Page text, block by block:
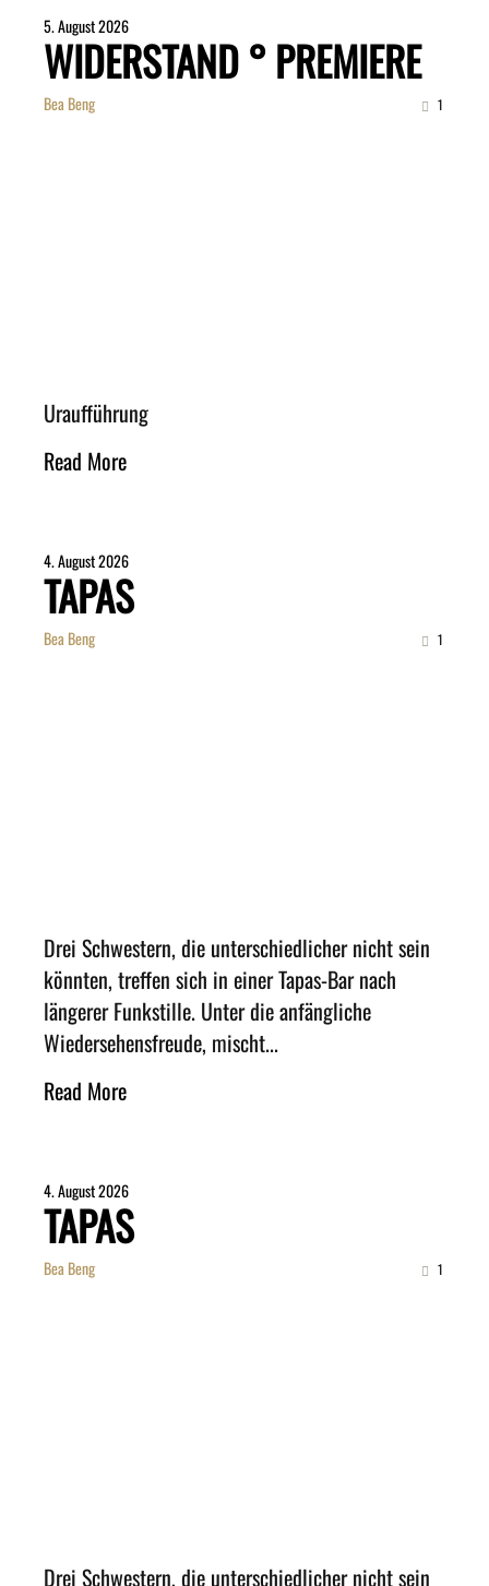
5. August 2026
WIDERSTAND ° PREMIERE
Bea Beng 1
Uraufführung
Read More
4. August 2026
TAPAS
Bea Beng 1
Drei Schwestern, die unterschiedlicher nicht sein
könnten, treffen sich in einer Tapas-Bar nach
längerer Funkstille. Unter die anfängliche
Wiedersehensfreude, mischt...
Read More
4. August 2026
TAPAS
Bea Beng 1
Drei Schwestern, die unterschiedlicher nicht sein